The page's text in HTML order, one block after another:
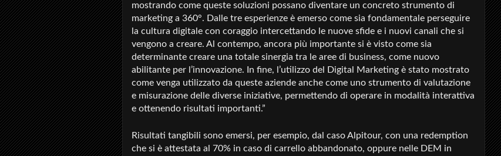
mostrando come queste soluzioni possano diventare un concreto strumento di
marketing a 360°. Dalle tre esperienze è emerso come sia fondamentale perseguire
la cultura digitale con coraggio intercettando le nuove sfide e i nuovi canali che si
vengono a creare. Al contempo, ancora più importante si è visto come sia
determinante creare una totale sinergia tra le aree di business, come nuovo
abilitante per l’innovazione. In fine, l’utilizzo del Digital Marketing è stato mostrato
come venga utilizzato da queste aziende anche come uno strumento di valutazione
e misurazione delle diverse iniziative, permettendo di operare in modalità interattiva
e ottenendo risultati importanti.”
Risultati tangibili sono emersi, per esempio, dal caso Alpitour, con una redemption
che si è attestata al 70% in caso di carrello abbandonato, oppure nelle DEM in